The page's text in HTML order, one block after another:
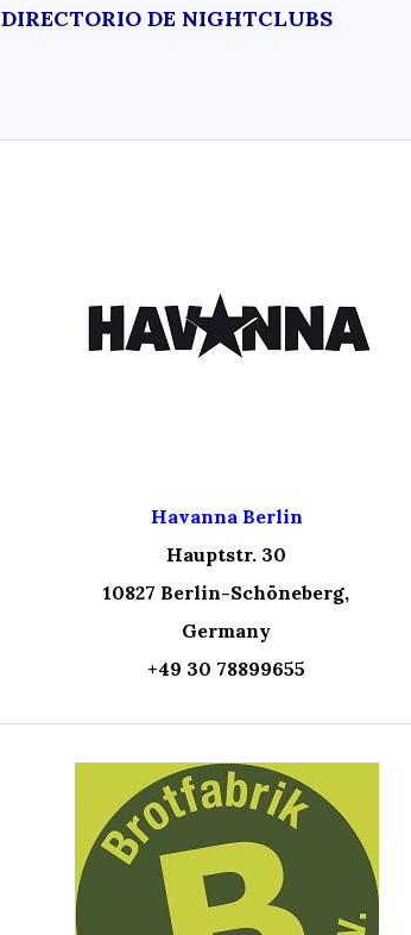
DIRECTORIO DE NIGHTCLUBS
Havanna Berlin
Hauptstr. 30
10827 Berlin-Schöneberg,
Germany
+49 30 78899655